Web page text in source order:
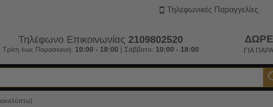
Τηλεφωνικές Παραγγελίες
Τηλέφωνο Επικοινωνίας 2109802520
Τρίτη έως Παρασκευή: 10:00 - 18:00 | Σάββατο: 10:00 - 18:00 ΓΙΑ